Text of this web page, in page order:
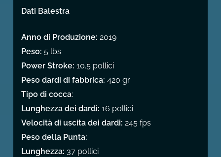
Dati Balestra
Anno di Produzione: 2019
Peso: 5 lbs
Power Stroke: 10.5 pollici
Peso dardi di fabbrica: 420 gr
Tipo di cocca:
Lunghezza dei dardi: 16 pollici
Velocità di uscita dei dardi: 245 fps
Peso della Punta:
Lunghezza: 37 pollici